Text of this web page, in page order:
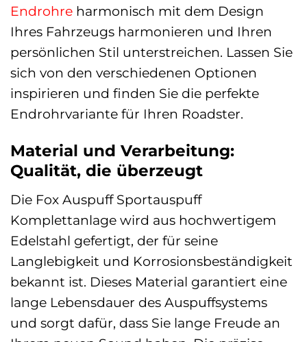
Endrohre harmonisch mit dem Design
Ihres Fahrzeugs harmonieren und Ihren
persönlichen Stil unterstreichen. Lassen Sie
sich von den verschiedenen Optionen
inspirieren und finden Sie die perfekte
Endrohrvariante für Ihren Roadster.
Material und Verarbeitung:
Qualität, die überzeugt
Die Fox Auspuff Sportauspuff
Komplettanlage wird aus hochwertigem
Edelstahl gefertigt, der für seine
Langlebigkeit und Korrosionsbeständigkeit
bekannt ist. Dieses Material garantiert eine
lange Lebensdauer des Auspuffsystems
und sorgt dafür, dass Sie lange Freude an